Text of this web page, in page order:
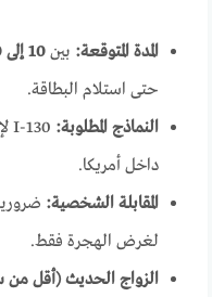
المدة المتوقعة: بين10 إلى 20 شهرًا
حتى استلام البطاقة.
النماذج المطلوبة:
داخل أمريكا.
المقابلة الشخصية:
لغرض الهجرة فقط.
الزواج الحديث (أقل من